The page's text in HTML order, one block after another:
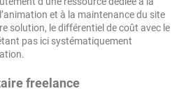
et à la maintenance du site
solution, le différentiel de coût avec le
pas ici systématiquement
freelance